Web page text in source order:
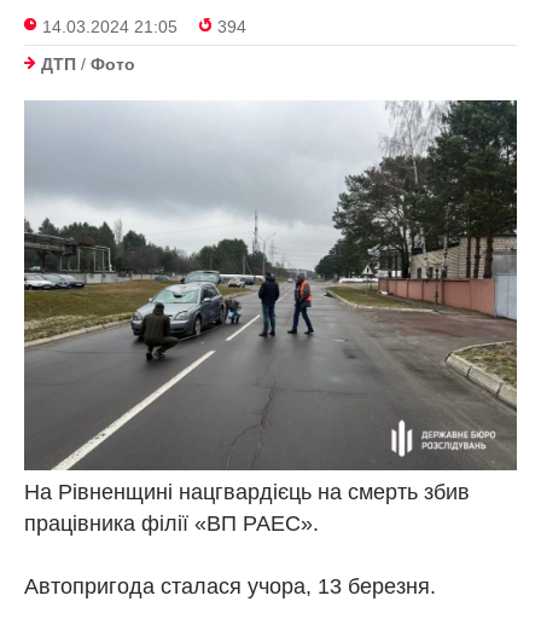
14.03.2024 21:05
394
ДТП / Фото
На Рівненщині нацгвардієць на смерть збив
працівника філії «ВП РАЕС».
Автопригода сталася учора, 13 березня.